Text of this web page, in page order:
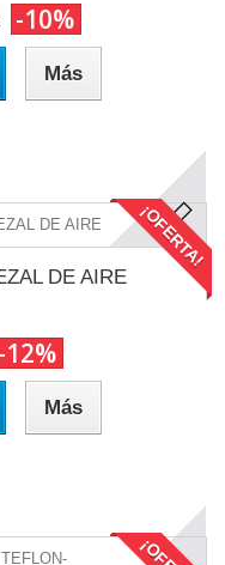
-10%
Más
¡OFERTA!
DE AIRE
-12%
Más